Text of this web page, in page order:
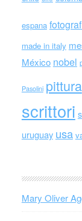
espana
made in italy
México nobel
Pasolini pittura
scrittori
uruguay usa
Mary Oliver